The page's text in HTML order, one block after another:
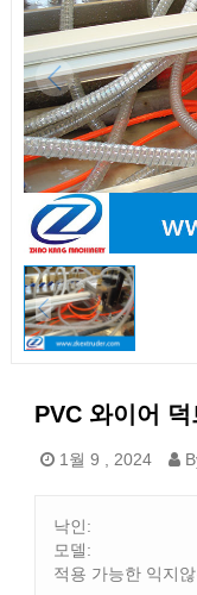
PVC 와이어
1월 9 , 2024
낙인:
모델:
적용 가능한 익지